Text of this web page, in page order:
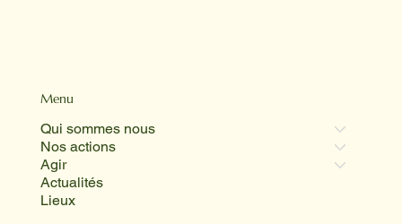
Menu
Qui sommes nous
Nos actions
Agir
Actualités
Lieux